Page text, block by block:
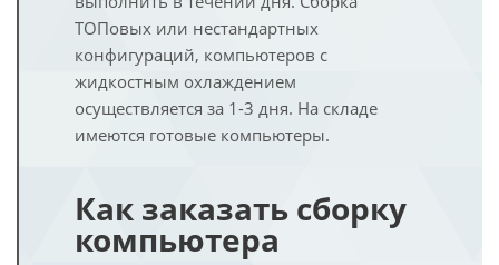
ТОПовых или нестандартных
конфигураций, компьютеров с
жидкостным охлаждением
осуществляется за 1-3 дня. На складе
имеются готовые компьютеры.
Как заказать сборку
компьютера